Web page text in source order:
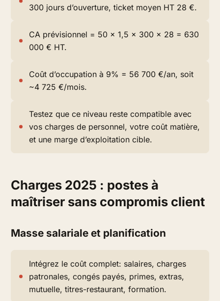
300 jours d’ouverture, ticket moyen HT 28 €.
CA prévisionnel = 50 x 1,5 x 300 x 28 = 630
000 € HT.
Coût d’occupation à 9% = 56 700 €/an, soit
~4 725 €/mois.
Testez que ce niveau reste compatible avec
vos charges de personnel, votre coût matière,
et une marge d’exploitation cible.
Charges 2025 : postes à
maîtriser sans compromis client
Masse salariale et planification
Intégrez le coût complet: salaires, charges
patronales, congés payés, primes, extras,
mutuelle, titres-restaurant, formation.